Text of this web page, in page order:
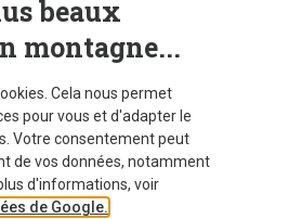
Scott
Maillot Trail Vertic Pro SS femme
64,60 €
S L
beaux
montagne...
Cela nous permet
pour vous et d'adapter le
Votre consentement peut
de vos données, notamment
d'informations, voir
de Google.